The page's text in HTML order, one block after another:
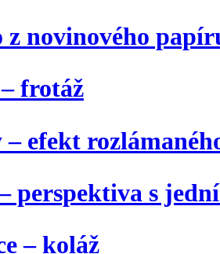
z novinového
frotáž
– efekt
perspektiva s
– koláž